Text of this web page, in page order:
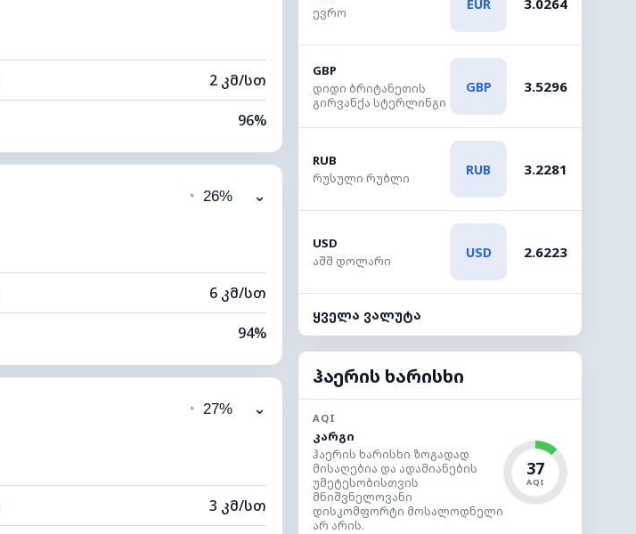
2 კმ/სთ
96%
67%
2 კმ
◔ 26% ⌄
6 კმ/სთ
94%
74%
10 კმ
◔ 27% ⌄
3 კმ/სთ
ევრო
EUR 3.0264
GBP
დიდი ბრიტანეთის
გირვანქა სტერლინგი
GBP 3.5296
RUB
რუსული რუბლი
RUB 3.2281
USD
აშშ დოლარი
USD 2.6223
ყველა ვალუტა
ჰაერის ხარისხი
AQI
კარგი
ჰაერის ხარისხი ზოგადად
მისაღებია და ადამიანების
უმეტესობისთვის
მნიშვნელოვანი
დისკომფორტი მოსალოდნელი
არ არის.
37
AQI